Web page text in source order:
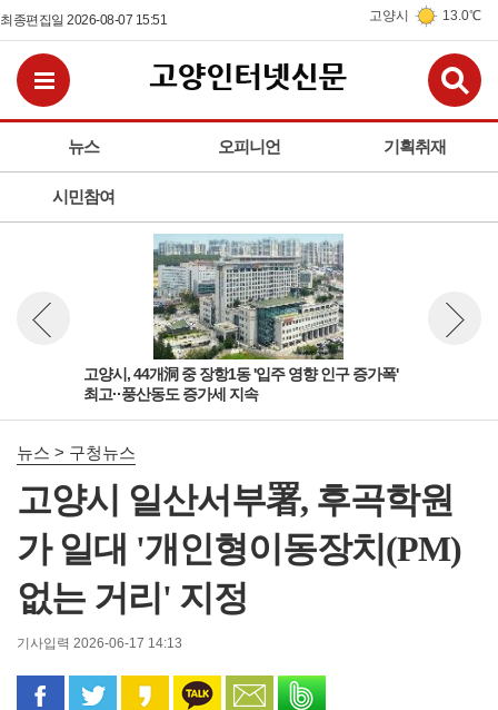
최종편집일 2026-08-07 15:51 고양시 13.0℃
뉴스 오피니언 기획취재
시민참여
전체메뉴보기
고양시, 44개洞 중 장항1동 '입주 영향 인구 증가폭'
최고··풍산동도 증가세 지속
뉴스 이전보기
뉴스 > 구청뉴스
고양시 일산서부署, 후곡학원
가 일대 '개인형이동장치(PM)
없는 거리' 지정
기사입력 2026-06-17 14:13
페이스북으로 공유
트위터로 공유카카오 스토리로 공유
카카오톡으로 공유
문자로 공유